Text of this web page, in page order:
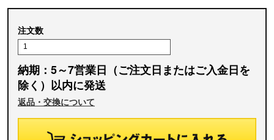
注文数
納期：5～7営業日（ご注文日またはご入金日を
除く）以内に発送
返品・交換について